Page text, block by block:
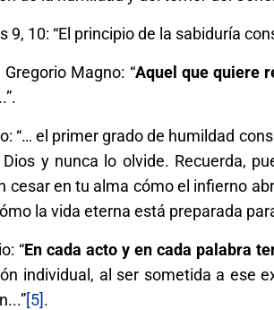
9, 10: “El principio de la sabiduría
Gregorio Magno: “Aquel que quiere
“… el primer grado de humildad
y nunca lo olvide. Recuerda,
cesar en tu alma cómo el infierno
la vida eterna está preparada
“En cada acto y en cada palabra
individual, al ser sometida a ese
[5].